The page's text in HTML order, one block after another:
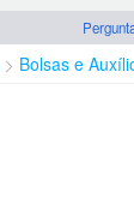
Bolsas e